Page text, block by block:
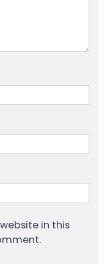
in this